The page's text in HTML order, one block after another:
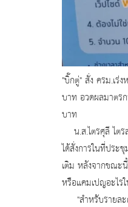
"บิ๊กตู่" สั่ง ครม.เร่
บาท อวดผลมาตร
บาท
น.ส.ไตรศุลี ไต
ได้สั่งการในที่ประ
เติม หลังจากขณะ
หรือแคมเปญอะไร
"สำหรับรายละ